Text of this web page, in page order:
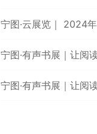
宁图·云展览｜ 2024
宁图·有声书展｜让阅
宁图·有声书展｜让阅